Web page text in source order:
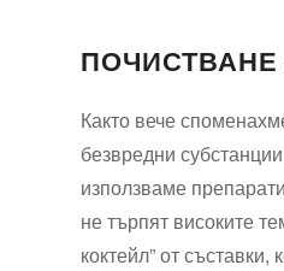
Както вече
безвредни
използваме
не търпят високите
коктейл” от